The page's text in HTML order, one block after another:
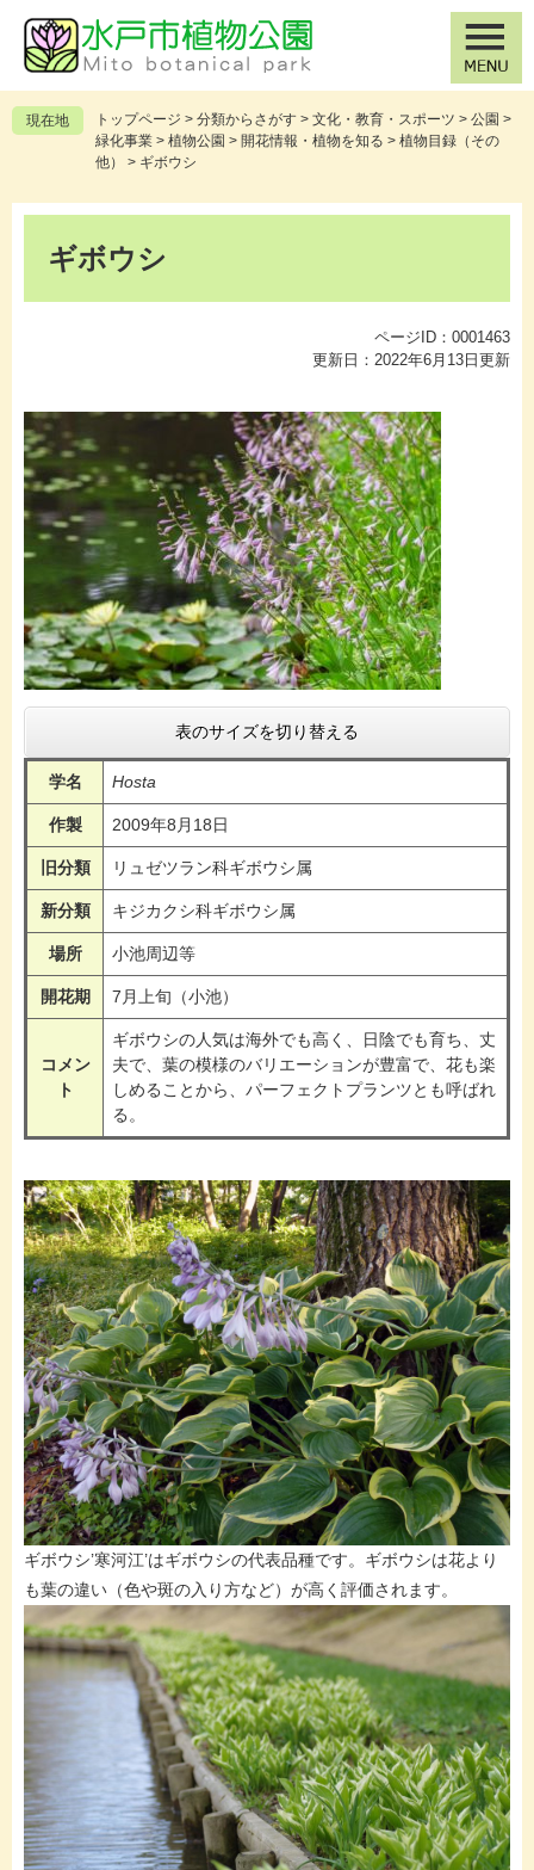
の
先
頭
ー
を
飛
現在地 トップページ > 分類からさがす > 文化・教育・スポーツ > 公園 >
緑化事業 > 植物公園 > 開花情報・植物を知る > 植物目録（その
他）
> ギボウシ
ギボウシ
ページID：0001463
更新日：2022年6月13日更新
表のサイズを切り替える
学名 Hosta
作製 2009年8月18日
旧分類 リュゼツラン科ギボウシ属
新分類 キジカクシ科ギボウシ属
場所 小池周辺等
開花期 7月上旬（小池）
コメン
ト
ギボウシの人気は海外でも高く、日陰でも育ち、丈
夫で、葉の模様のバリエーションが豊富で、花も楽
しめることから、パーフェクトプランツとも呼ばれ
る。
ギボウシ’寒河江’はギボウシの代表品種です。ギボウシは花より
も葉の違い（色や斑の入り方など）が高く評価されます。